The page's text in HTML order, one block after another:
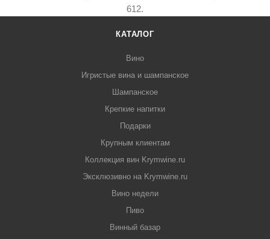
612.
КАТАЛОГ
Вино
Игристые вина и шампанское
Шампанское
Крепкие напитки
Подарки
Крупным клиентам
Коллекция вин Krymwine.ru
Эксклюзивно на Krymwine.ru
Вино недели
Пиво
Винный базар